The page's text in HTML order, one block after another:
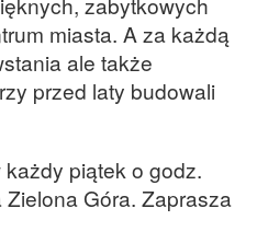
miasta. A za każdą
ale także
przed laty budowali
piątek o godz.
Góra. Zaprasza